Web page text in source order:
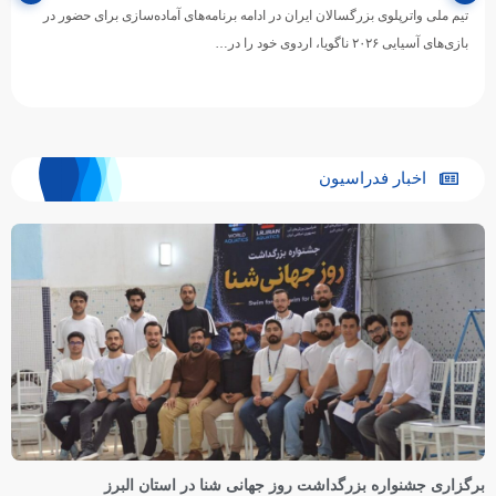
تیم ملی واترپلوی بزرگسالان ایران در ادامه برنامه‌های آماده‌سازی برای حضور در
بازی‌های آسیایی ۲۰۲۶ ناگویا، اردوی خود را در…
اخبار فدراسیون
برگزاری جشنواره بزرگداشت روز جهانی شنا در استان البرز